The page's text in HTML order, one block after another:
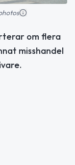
om flera
misshandel